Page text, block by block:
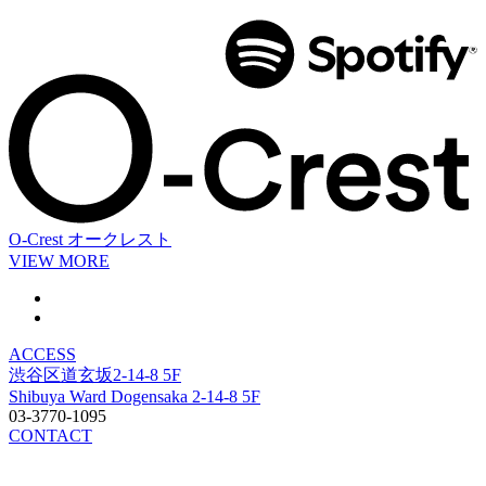
O-Crest オークレスト
VIEW MORE
ACCESS
渋谷区道玄坂2-14-8 5F
Shibuya Ward Dogensaka 2-14-8 5F
03-3770-1095
CONTACT